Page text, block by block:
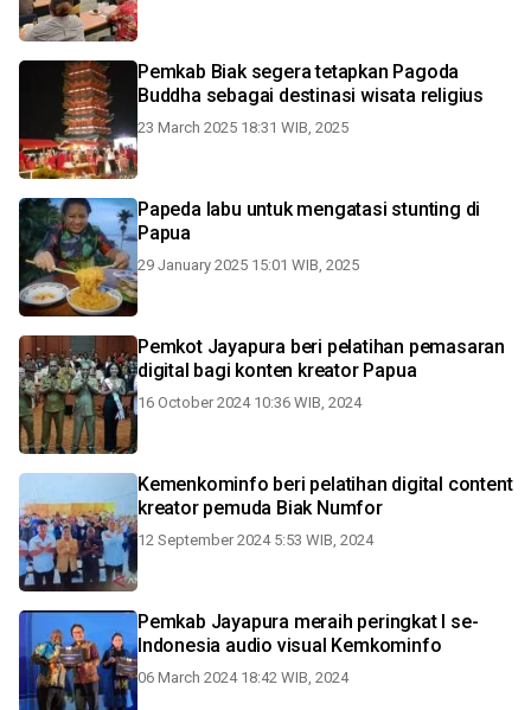
Pemkab Biak segera tetapkan Pagoda
Buddha sebagai destinasi wisata religius
23 March 2025 18:31 WIB, 2025
Papeda labu untuk mengatasi stunting di
Papua
29 January 2025 15:01 WIB, 2025
Pemkot Jayapura beri pelatihan pemasaran
digital bagi konten kreator Papua
16 October 2024 10:36 WIB, 2024
Kemenkominfo beri pelatihan digital content
kreator pemuda Biak Numfor
12 September 2024 5:53 WIB, 2024
Pemkab Jayapura meraih peringkat I se-
Indonesia audio visual Kemkominfo
06 March 2024 18:42 WIB, 2024